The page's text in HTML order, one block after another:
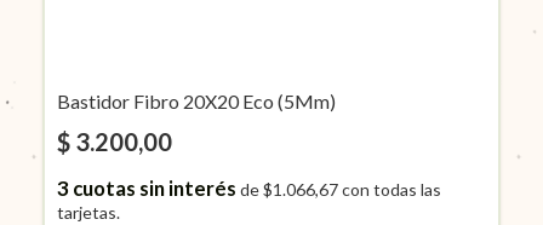
Bastidor Fibro 20X20 Eco (5Mm)
$ 3.200,00
3cuotas sin interés de$1.066,67con todas las
tarjetas.